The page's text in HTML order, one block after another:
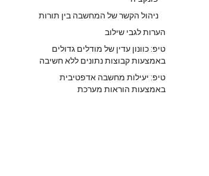
ניהול הקשר של המחשבה בין תורות
הערות לגבי שילוב
טיפ: כוונון עדין של מודלים גדולים
באמצעות קבוצות נתונים ללא חשיבה
טיפ: יעילות מחשבה אדפטיבית
באמצעות הוראות מערכת